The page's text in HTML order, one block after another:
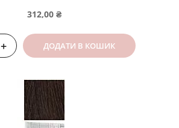
312,00 ₴
+ ДОДАТИ В КОШИК